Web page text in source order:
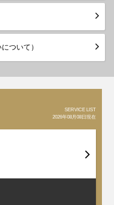
ついて）
SERVICE LIST
2026年08月08日現在